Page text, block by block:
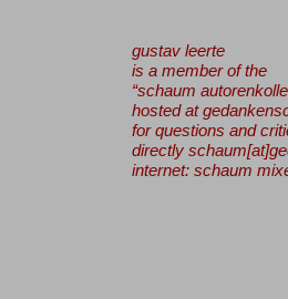
gustav leerte
is a member of the
“schaum
hosted at
for questions and
directly
internet: schaum